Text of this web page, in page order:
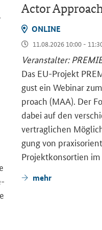
Actor
ON­LINE
11.08.2026 10:00 -
Ver­an­stal­ter:
Das EU-​Projekt
gust ein We­bi­nar
proach (MAA). Der
dabei auf den
ver­trag­li­chen
gung von
Pro­jekt­kon­sor­ti­en im
mehr